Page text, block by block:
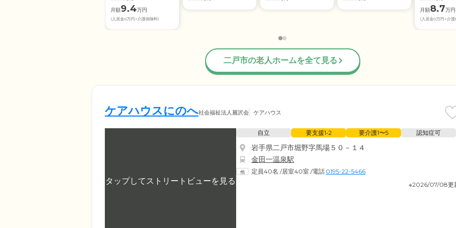
月額9.4万円
(入居金0万円+介護保険料)
月額8.7万円
(入居金0万円+介護
二戸市の老人ホームを全て見る
ケアハウスにのへ社会福祉法人麗沢会 ケアハウス
自立 要支援1•2 要介護1〜5 認知症可
岩手県二戸市堀野字馬場５０－１４
金田一温泉駅
定員40名 /居室40室 /電話 0195-22-5466
※2026/07/08更